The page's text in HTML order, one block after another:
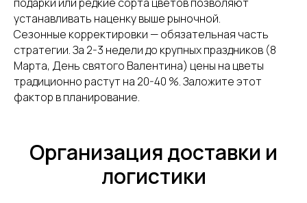
устанавливать наценку выше рыночной.
Сезонные корректировки — обязательная часть
стратегии. За 2-3 недели до крупных праздников (8
Марта, День святого Валентина) цены на цветы
традиционно растут на 20-40 %. Заложите этот
фактор в планирование.
Организация доставки и
логистики